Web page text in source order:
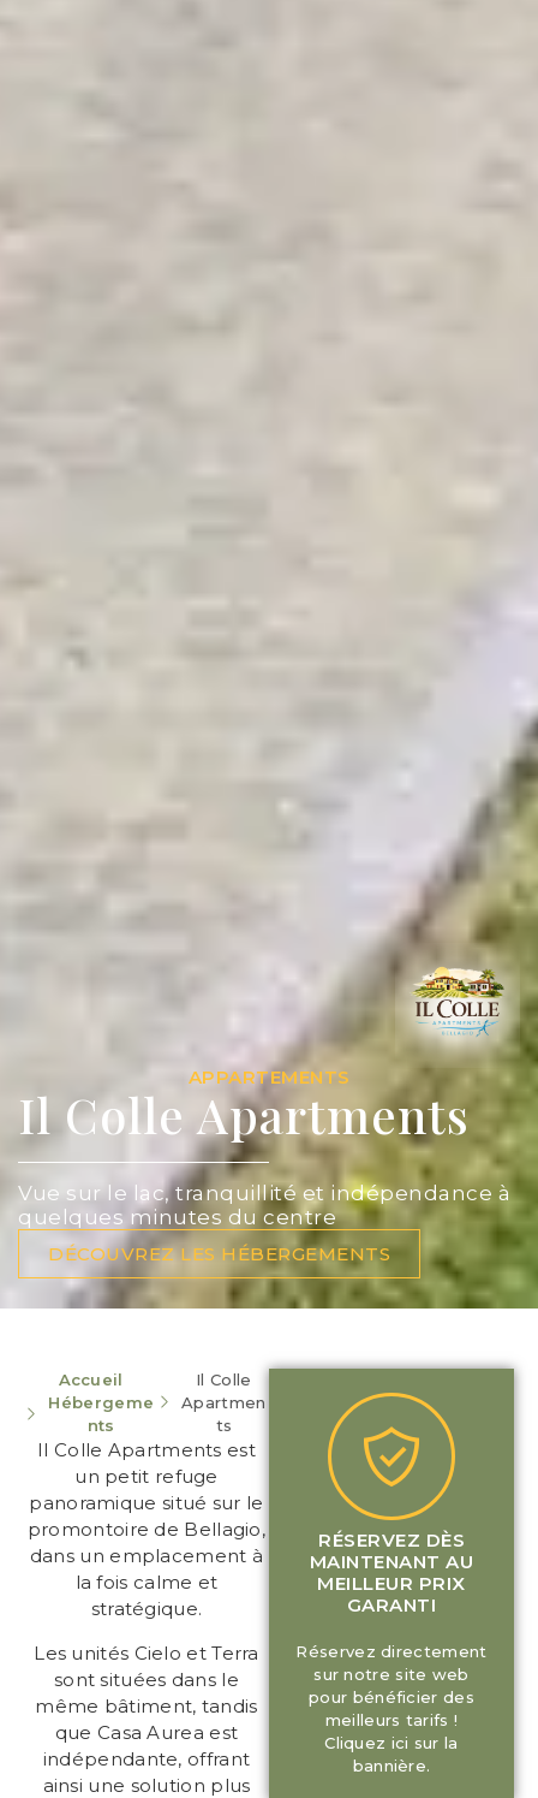
APPARTEMENTS
Il Colle Apartments
Vue sur le lac, tranquillité et indépendance à
quelques minutes du centre
DÉCOUVREZ LES HÉBERGEMENTS
Accueil
Hébergeme
nts
Il Colle
Apartmen
ts
Il Colle Apartments est
un petit refuge
panoramique situé sur le
promontoire de Bellagio,
dans un emplacement à
la fois calme et
stratégique.
Les unités Cielo et Terra
sont situées dans le
même bâtiment, tandis
que Casa Aurea est
indépendante, offrant
ainsi une solution plus
RÉSERVEZ DÈS
MAINTENANT AU
MEILLEUR PRIX
GARANTI
Réservez directement
sur notre site web
pour bénéficier des
meilleurs tarifs !
Cliquez ici sur la
bannière.